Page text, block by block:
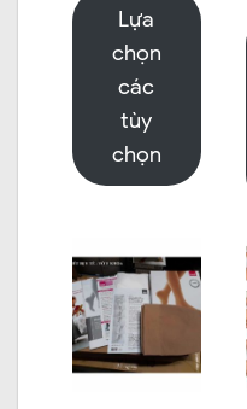
Lựa
chọn
các
tùy
chọn